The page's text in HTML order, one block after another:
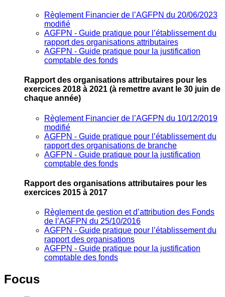
Règlement Financier de l’AGFPN du 20/06/2023
modifié
AGFPN ‐ Guide pratique pour l’établissement du
rapport des organisations attributaires
AGFPN ‐ Guide pratique pour la justification
comptable des fonds
Rapport des organisations attributaires pour les
exercices 2018 à 2021 (à remettre avant le 30 juin de
chaque année)
Règlement Financier de l’AGFPN du 10/12/2019
modifié
AGFPN ‐ Guide pratique pour l’établissement du
rapport des organisations de branche
AGFPN ‐ Guide pratique pour la justification
comptable des fonds
Rapport des organisations attributaires pour les
exercices 2015 à 2017
Règlement de gestion et d’attribution des Fonds
de l’AGFPN du 25/10/2016
AGFPN ‐ Guide pratique pour l’établissement du
rapport des organisations
AGFPN ‐ Guide pratique pour la justification
comptable des fonds
Focus